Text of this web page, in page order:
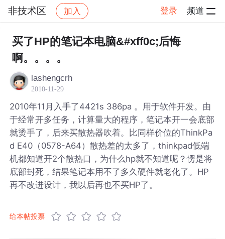
非技术区 加入 登录 频道
社区 非技术区 帖子详情
买了HP的笔记本电脑&#xff0c;后悔
啊。。。。
lashengcrh
2010-11-29
2010年11月入手了4421s 386pa 。用于软件开发。由
于经常开多任务，计算量大的程序，笔记本开一会底部
就烫手了，后来买散热器吹着。比同样价位的ThinkPa
d E40（0578-A64）散热差的太多了，thinkpad低端
机都知道开2个散热口，为什么hp就不知道呢？愣是将
底部封死，结果笔记本用不了多久硬件就老化了。HP
再不改进设计，我以后再也不买HP了。
给本帖投票